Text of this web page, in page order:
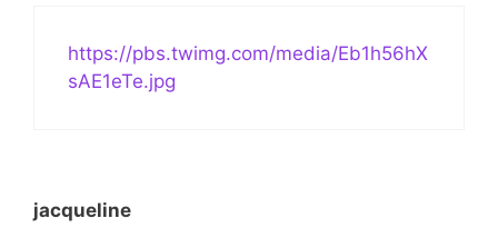
https://pbs.twimg.com/media/Eb1h56hX
sAE1eTe.jpg
jacqueline